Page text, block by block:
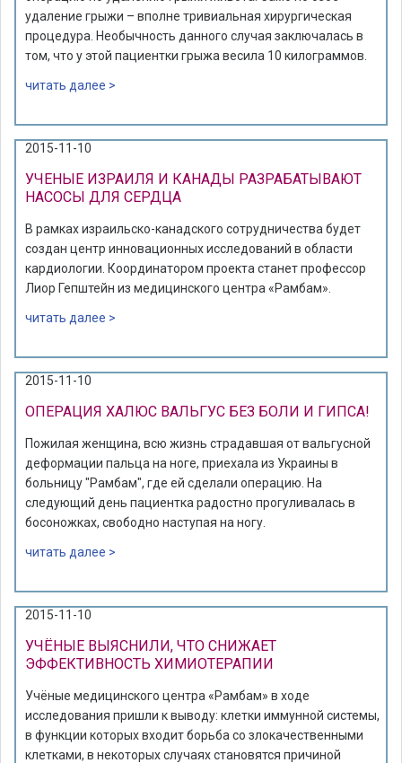
удаление грыжи – вполне тривиальная хирургическая
процедура. Необычность данного случая заключалась в
том, что у этой пациентки грыжа весила 10 килограммов.
читать далее >
2015-11-10
УЧЕНЫЕ ИЗРАИЛЯ И КАНАДЫ РАЗРАБАТЫВАЮТ
НАСОСЫ ДЛЯ СЕРДЦА
В рамках израильско-канадского сотрудничества будет
создан центр инновационных исследований в области
кардиологии. Координатором проекта станет профессор
Лиор Гепштейн из медицинского центра «Рамбам».
читать далее >
2015-11-10
ОПЕРАЦИЯ ХАЛЮС ВАЛЬГУС БЕЗ БОЛИ И ГИПСА!
Пожилая женщина, всю жизнь страдавшая от вальгусной
деформации пальца на ноге, приехала из Украины в
больницу "Рамбам", где ей сделали операцию. На
следующий день пациентка радостно прогуливалась в
босоножках, свободно наступая на ногу.
читать далее >
2015-11-10
УЧЁНЫЕ ВЫЯСНИЛИ, ЧТО СНИЖАЕТ
ЭФФЕКТИВНОСТЬ ХИМИОТЕРАПИИ
Учёные медицинского центра «Рамбам» в ходе
исследования пришли к выводу: клетки иммунной системы,
в функции которых входит борьба со злокачественными
клетками, в некоторых случаях становятся причиной